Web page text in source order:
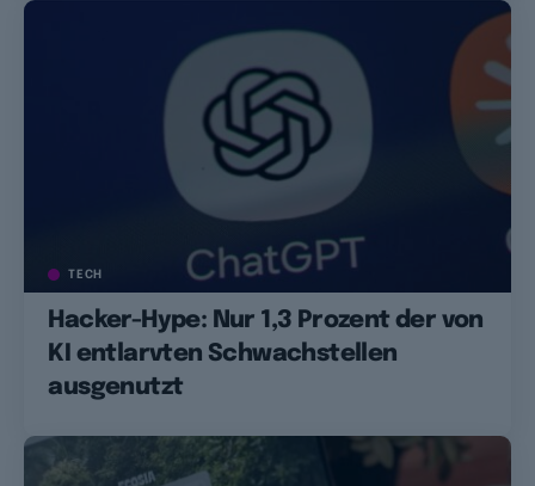
TECH
Hacker-Hype: Nur 1,3 Prozent der von
KI entlarvten Schwachstellen
ausgenutzt